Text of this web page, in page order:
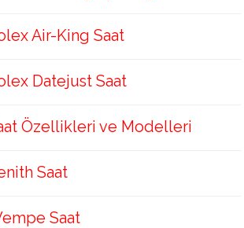
Air-King Saat
Datejust Saat
Özellikleri ve Modelleri
Saat
Saat